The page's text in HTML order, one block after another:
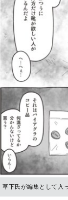
草下氏が編集として入